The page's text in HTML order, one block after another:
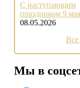
С наступающим
праздником 9
08.05.2026
Все
Мы в